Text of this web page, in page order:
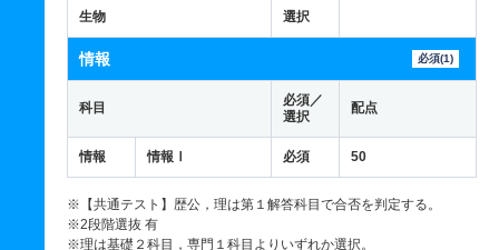
生物 選択
情報 必須(1)
科目
必須／
選択
配点
情報 情報Ⅰ 必須 50
※【共通テスト】歴公，理は第１解答科目で合否を判定する。
※2段階選抜 有
※理は基礎２科目，専門１科目よりいずれか選択。